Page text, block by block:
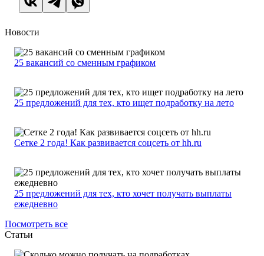
Новости
25 вакансий со сменным графиком
25 предложений для тех, кто ищет подработку на лето
Сетке 2 года! Как развивается соцсеть от hh.ru
25 предложений для тех, кто хочет получать выплаты
ежедневно
Посмотреть все
Статьи